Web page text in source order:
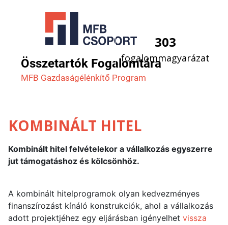
Összetartók Fogalomtára
MFB Gazdaság­élénkítő Program
303
fogalommagyarázat
KOMBINÁLT HITEL
Kombinált hitel felvételekor a vállalkozás egyszerre
jut támogatáshoz és kölcsönhöz.
A kombinált hitelprogramok olyan kedvezményes
finanszírozást kínáló konstrukciók, ahol a vállalkozás
adott projektjéhez egy eljárásban igényelhet vissza